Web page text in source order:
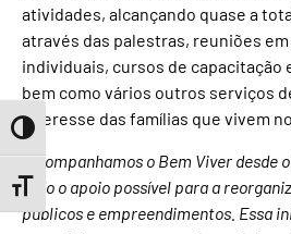
Toggle High Contrast
Toggle Font size
atividades, alcançando quase a
através das palestras, reuniões
individuais, cursos de capacitação
bem como vários outros serviços
interesse das famílias que vivem
“Acompanhamos o Bem Viver desde
todo o apoio possível para a
públicos e empreendimentos. Essa